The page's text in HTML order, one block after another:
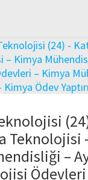
(24)
Teknolojisi
–
Ödevleri